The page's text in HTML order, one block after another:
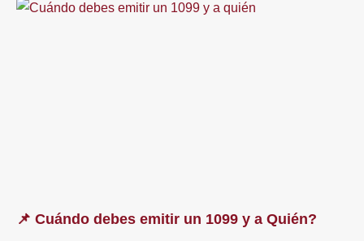
📌 Cuándo debes emitir un 1099 y a Quién?